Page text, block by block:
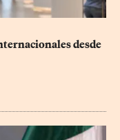
desde